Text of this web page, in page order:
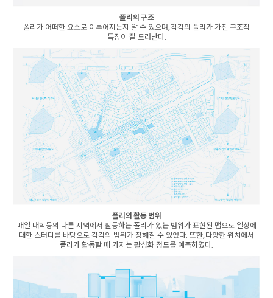
폴리의 구조
폴리가 어떠한 요소로 이루어지는지 알 수 있으며, 각각의 폴리가 가진 구조적
특징이 잘 드러난다.
폴리의 활동 범위
매일 대학동의 다른 지역에서 활동하는 폴리가 있는 범위가 표현된 맵으로 일상에
대한 스터디를 바탕으로 각각의 범위가 정해질 수 있었다. 또한, 다양한 위치에서
폴리가 활동할 때 가지는 활성화 정도를 예측하였다.